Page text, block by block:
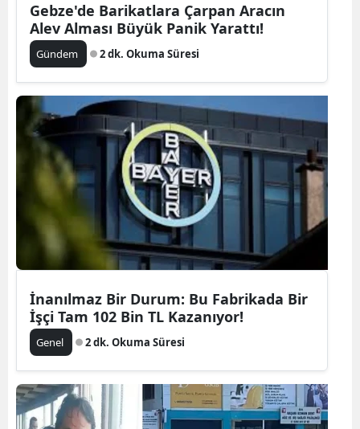
Gebze'de Barikatlara Çarpan Aracın
Alev Alması Büyük Panik Yarattı!
Gündem 2 dk. Okuma Süresi
İnanılmaz Bir Durum: Bu Fabrikada Bir
İşçi Tam 102 Bin TL Kazanıyor!
Genel 2 dk. Okuma Süresi